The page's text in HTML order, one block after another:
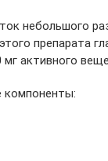
небольшого
препарата
активного
компоненты: